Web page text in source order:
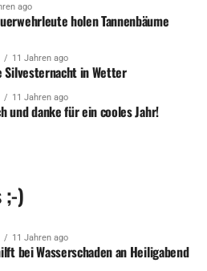
ago
holen Tannenbäume
11 Jahren ago
Silvesternacht in Wetter
11 Jahren ago
und danke für ein cooles Jahr!
;-)
11 Jahren ago
bei Wasserschaden an Heiligabend